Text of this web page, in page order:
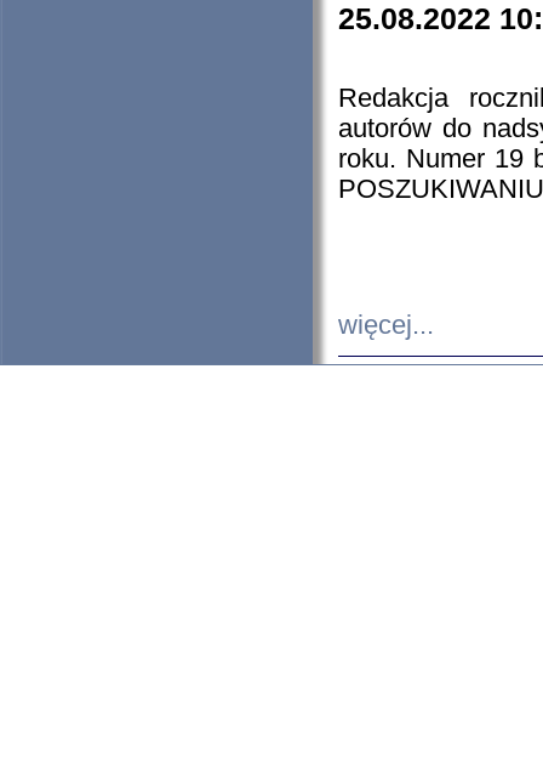
25.08.2022
Redakcja
autorów do
roku. Numer 19
więcej...